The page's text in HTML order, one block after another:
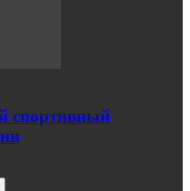
спортивный